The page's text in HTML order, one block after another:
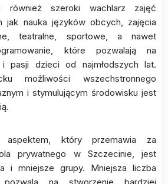
również szeroki wachlarz zajęć
jak nauka języków obcych, zajęcia
teatralne, sportowe, a nawet
które pozwalają na
pasji dzieci od najmłodszych lat.
możliwości wszechstronnego
i stymulującym środowisku jest
aspektem, który przemawia za
prywatnego w Szczecinie, jest
i mniejsze grupy. Mniejsza liczba